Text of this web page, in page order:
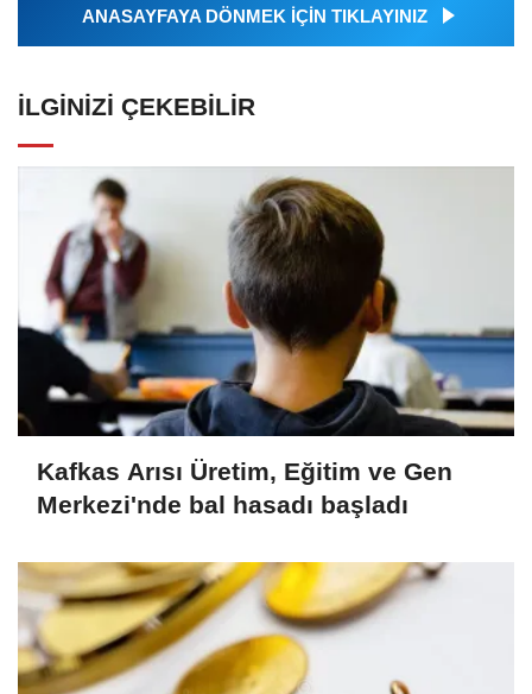
ANASAYFAYA DÖNMEK İÇİN TIKLAYINIZ
İLGINIZI ÇEKEBILIR
Kafkas Arısı Üretim, Eğitim ve Gen
Merkezi'nde bal hasadı başladı